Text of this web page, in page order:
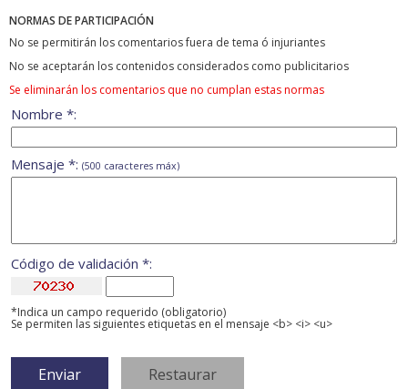
NORMAS DE PARTICIPACIÓN
No se permitirán los comentarios fuera de tema ó injuriantes
No se aceptarán los contenidos considerados como publicitarios
Se eliminarán los comentarios que no cumplan estas normas
Nombre *:
Mensaje *: (500 caracteres máx)
Código de validación *:
*Indica un campo requerido (obligatorio)
Se permiten las siguientes etiquetas en el mensaje <b> <i> <u>